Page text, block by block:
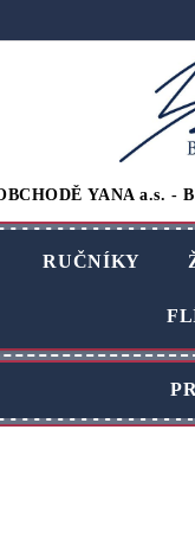
YANA a.s. -
RUČNÍKY